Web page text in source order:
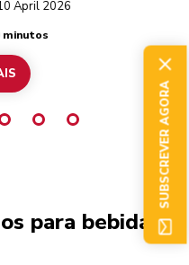
April 2026
minutos
para bebidas
SUBSCREVER AGORA